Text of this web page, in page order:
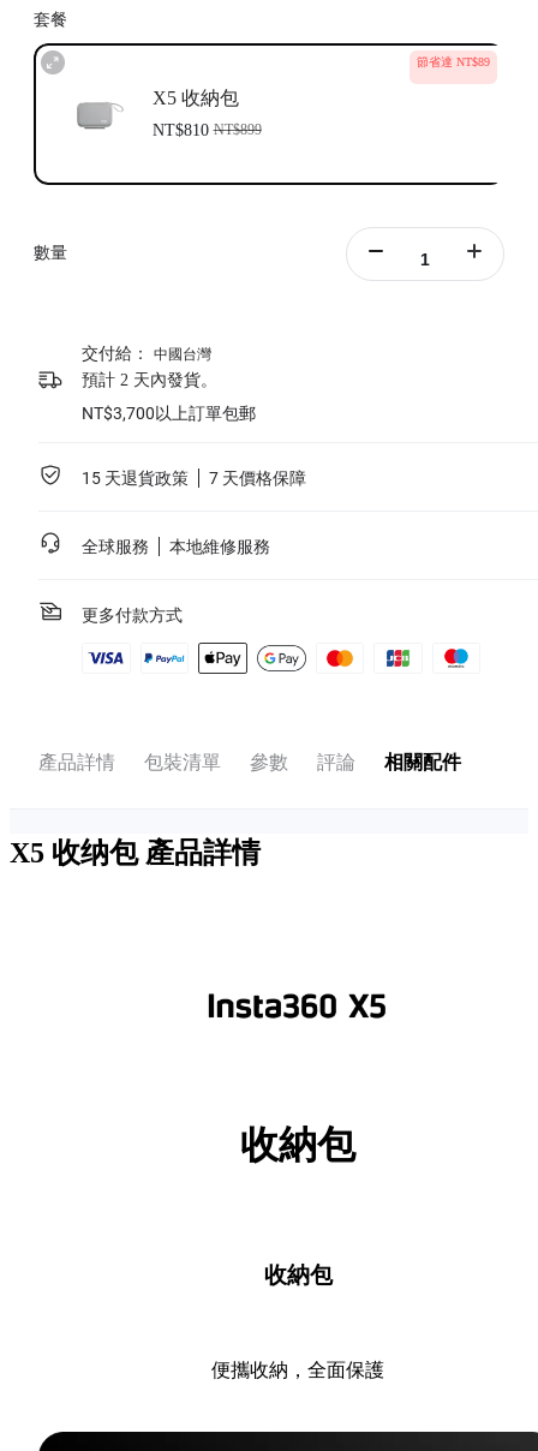
套餐
節省達 NT$89
X5 收納包
NT$810 NT$899
數量
交付給： 中國台灣
預計 2 天內發貨。
NT$3,700以上訂單包郵
15 天退貨政策 7 天價格保障
全球服務 本地維修服務
更多付款方式
產品詳情 包裝清單 參數 評論 相關配件
X5 收纳包 產品詳情
收納包
收納包
便攜收納，全面保護